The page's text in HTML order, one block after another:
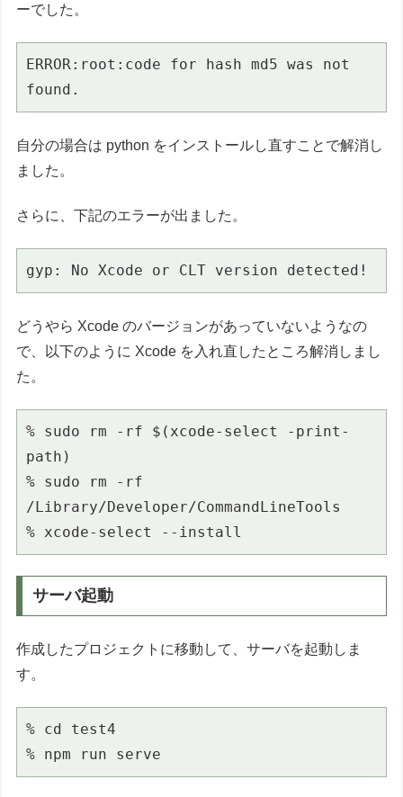
ーでした。
ERROR:root:code for hash md5 was not
found.
自分の場合は python をインストールし直すことで解消し
ました。
さらに、下記のエラーが出ました。
gyp: No Xcode or CLT version detected!
どうやら Xcode のバージョンがあっていないようなの
で、以下のように Xcode を入れ直したところ解消しまし
た。
% sudo rm -rf $(xcode-select -print-
path)
% sudo rm -rf
/Library/Developer/CommandLineTools
% xcode-select --install
サーバ起動
作成したプロジェクトに移動して、サーバを起動しま
す。
% cd test4
% npm run serve